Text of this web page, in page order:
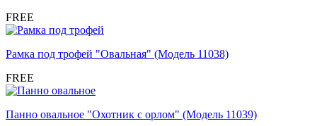
FREE
Рамка под трофей "Овальная" (Модель 11038)
FREE
Панно овальное "Охотник с орлом" (Модель 11039)